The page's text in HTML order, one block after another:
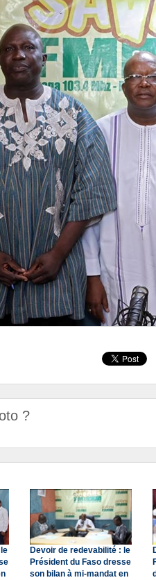
?
Devoir de redevabilité : le
Président du Faso dresse
son bilan à mi-mandat en